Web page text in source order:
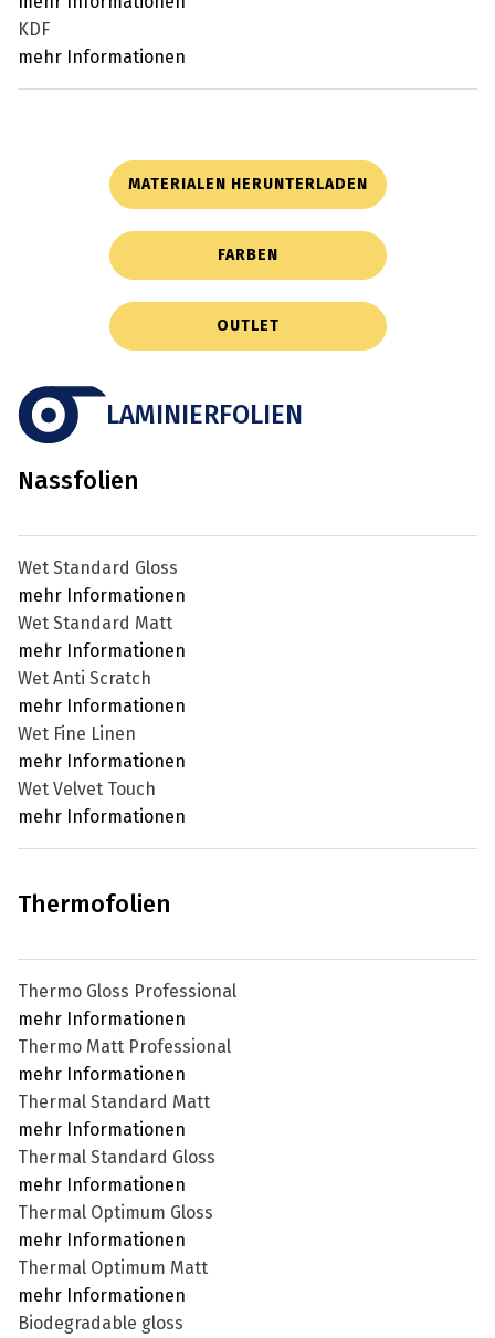
KDF
mehr Informationen
MATERIALEN HERUNTERLADEN
FARBEN
OUTLET
LAMINIERFOLIEN
Nassfolien
Wet Standard Gloss
mehr Informationen
Wet Standard Matt
mehr Informationen
Wet Anti Scratch
mehr Informationen
Wet Fine Linen
mehr Informationen
Wet Velvet Touch
mehr Informationen
Thermofolien
Thermo Gloss Professional
mehr Informationen
Thermo Matt Professional
mehr Informationen
Thermal Standard Matt
mehr Informationen
Thermal Standard Gloss
mehr Informationen
Thermal Optimum Gloss
mehr Informationen
Thermal Optimum Matt
mehr Informationen
Biodegradable gloss